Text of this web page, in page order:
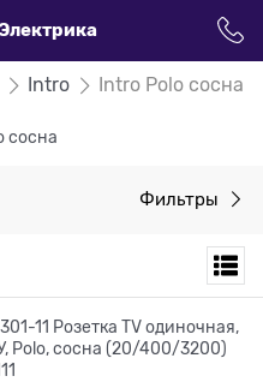
Intro Intro Polo сосна
сосна
Фильтры
11 Розетка TV одиночная,
Polo, сосна (20/400/3200)